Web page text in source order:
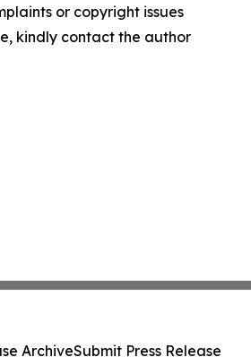
or copyright issues
kindly contact the author
ArchiveSubmit Press Release